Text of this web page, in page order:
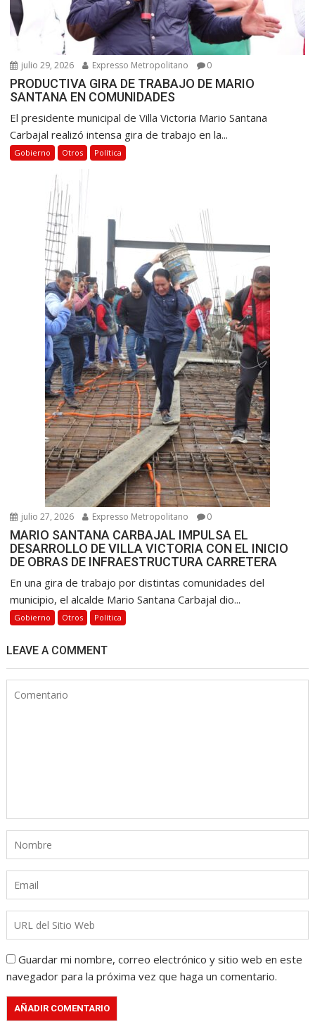
julio 29, 2026 Expresso Metropolitano 0
PRODUCTIVA GIRA DE TRABAJO DE MARIO
SANTANA EN COMUNIDADES
El presidente municipal de Villa Victoria Mario Santana
Carbajal realizó intensa gira de trabajo en la...
Gobierno Otros Política
julio 27, 2026 Expresso Metropolitano 0
MARIO SANTANA CARBAJAL IMPULSA EL
DESARROLLO DE VILLA VICTORIA CON EL INICIO
DE OBRAS DE INFRAESTRUCTURA CARRETERA
En una gira de trabajo por distintas comunidades del
municipio, el alcalde Mario Santana Carbajal dio...
Gobierno Otros Política
LEAVE A COMMENT
Guardar mi nombre, correo electrónico y sitio web en este
navegador para la próxima vez que haga un comentario.